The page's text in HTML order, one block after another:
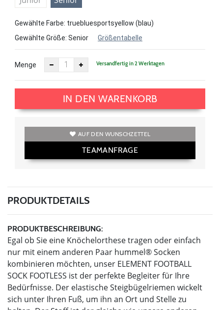
Gewählte Farbe: truebluesportsyellow (blau)
Gewählte Größe: Senior Größentabelle
Menge Versandfertig in 2 Werktagen
IN DEN WARENKORB
AUF DEN WUNSCHZETTEL
TEAMANFRAGE
PRODUKTDETAILS
PRODUKTBESCHREIBUNG:
Egal ob Sie eine Knöchelorthese tragen oder einfach
nur mit einem anderen Paar hummel® Socken
kombinieren möchten, unser ELEMENT FOOTBALL
SOCK FOOTLESS ist der perfekte Begleiter für Ihre
Bedürfnisse. Der elastische Steigbügelriemen wickelt
sich unter Ihren Fuß, um ihn an Ort und Stelle zu